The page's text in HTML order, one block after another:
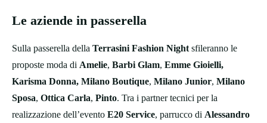
Le aziende in passerella
Sulla passerella della Terrasini Fashion Night sfileranno le
proposte moda di Amelie, Barbi Glam, Emme Gioielli,
Karisma Donna, Milano Boutique, Milano Junior, Milano
Sposa, Ottica Carla, Pinto. Tra i partner tecnici per la
realizzazione dell’evento E20 Service, parrucco di Alessandro